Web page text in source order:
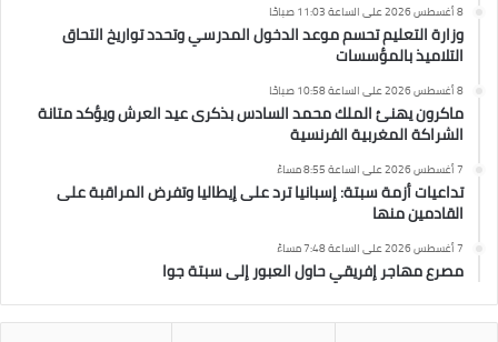
8 أغسطس 2026 على الساعة 11:03 صباحًا
وزارة التعليم تحسم موعد الدخول المدرسي وتحدد تواريخ التحاق
التلاميذ بالمؤسسات
8 أغسطس 2026 على الساعة 10:58 صباحًا
ماكرون يهنئ الملك محمد السادس بذكرى عيد العرش ويؤكد متانة
الشراكة المغربية الفرنسية
7 أغسطس 2026 على الساعة 8:55 مساءً
تداعيات أزمة سبتة: إسبانيا ترد على إيطاليا وتفرض المراقبة على
القادمين منها
7 أغسطس 2026 على الساعة 7:48 مساءً
مصرع مهاجر إفريقي حاول العبور إلى سبتة جوا